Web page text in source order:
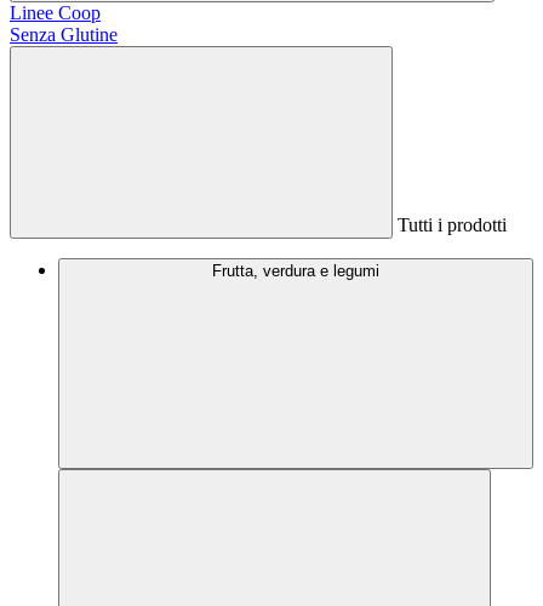
Linee Coop
Senza Glutine
Tutti i prodotti
Frutta, verdura e legumi